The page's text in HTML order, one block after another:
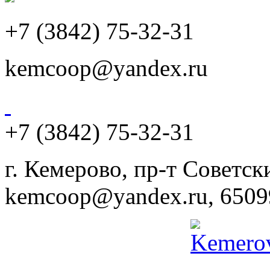
+7 (3842) 75-32-31
kemcoop@yandex.ru
+7 (3842) 75-32-31
г. Кемерово, пр-т
kemcoop@yandex.ru,